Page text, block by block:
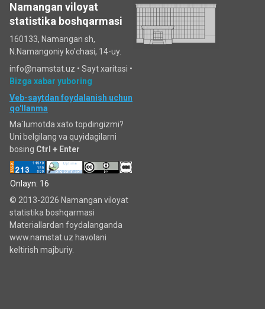
Namangan viloyat
statistika boshqarmasi
160133, Namangan sh,
N.Namangoniy ko'chasi, 14-uy.
info@namstat.uz • Sayt xaritasi •
Bizga xabar yuboring
Veb-saytdan foydalanish uchun
qo'llanma
Ma`lumotda xato topdingizmi?
Uni belgilang va quyidagilarni
bosing Ctrl + Enter
Onlayn: 16
© 2013-2026 Namangan viloyat
statistika boshqarmasi
Materiallardan foydalanganda
www.namstat.uz havolani
keltirish majburiy.